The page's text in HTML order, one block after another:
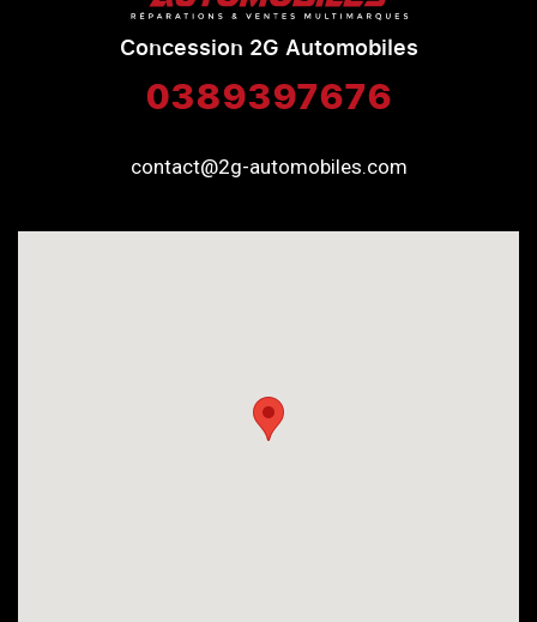
Concession 2G Automobiles
0389397676
contact@2g-automobiles.com